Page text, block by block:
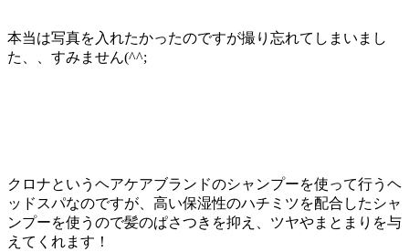
本当は写真を入れたかったのですが撮り忘れてしまいまし
た、、すみません(^^;
クロナというヘアケアブランドのシャンプーを使って行うヘ
ッドスパなのですが、高い保湿性のハチミツを配合したシャ
ンプーを使うので髪のぱさつきを抑え、ツヤやまとまりを与
えてくれます！